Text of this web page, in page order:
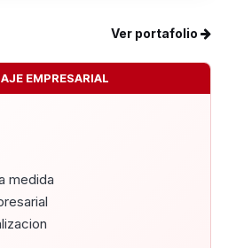
Ver portafolio
EMPRESARIAL
medida